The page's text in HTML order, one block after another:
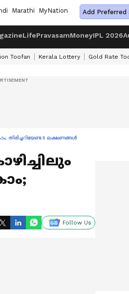
Marathi MyNation Add Preferred
LifePravasamMoneyIPL 2026
Toofan Kerala Lottery Gold Rate
തിരിച്ചറിയേണ്ട 5 ലക്ഷണങ്ങൾ
Follow Us